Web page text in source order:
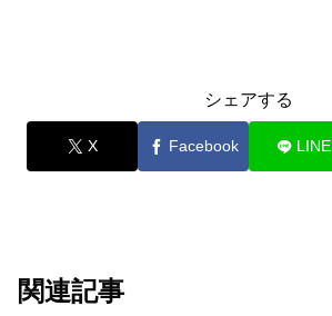
シェアする
X Facebook LINE
関連記事